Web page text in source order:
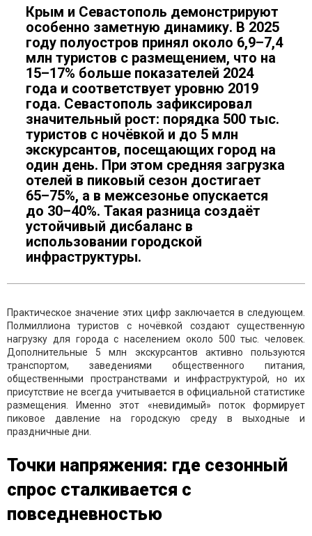
Крым и Севастополь демонстрируют
особенно заметную динамику. В 2025
году полуостров принял около 6,9–7,4
млн туристов с размещением, что на
15–17% больше показателей 2024
года и соответствует уровню 2019
года. Севастополь зафиксировал
значительный рост: порядка 500 тыс.
туристов с ночёвкой и до 5 млн
экскурсантов, посещающих город на
один день. При этом средняя загрузка
отелей в пиковый сезон достигает
65–75%, а в межсезонье опускается
до 30–40%. Такая разница создаёт
устойчивый дисбаланс в
использовании городской
инфраструктуры.
Практическое значение этих цифр заключается в следующем.
Полмиллиона туристов с ночёвкой создают существенную
нагрузку для города с населением около 500 тыс. человек.
Дополнительные 5 млн экскурсантов активно пользуются
транспортом, заведениями общественного питания,
общественными пространствами и инфраструктурой, но их
присутствие не всегда учитывается в официальной статистике
размещения. Именно этот «невидимый» поток формирует
пиковое давление на городскую среду в выходные и
праздничные дни.
Точки напряжения: где сезонный
спрос сталкивается с
повседневностью